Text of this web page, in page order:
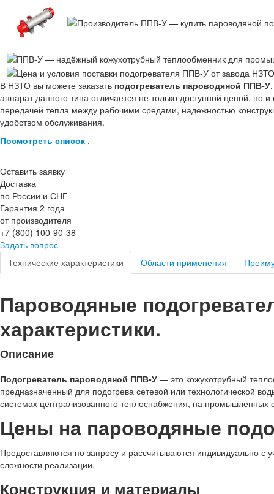
В НЗТО вы можете заказать подогреватель пароводяной ППВ-У
аппарат данного типа отличается не только доступной ценой,
передачей тепла между рабочими средами, надежностью
удобством обслуживания.
Посмотреть список .
Оставить заявку
Доставка
по России и СНГ
Гарантия 2 года
от производителя
+7 (800) 100-90-38
Задать вопрос
Технические характеристики
Области применения
Пароводяные
характеристики.
Описание
Подогреватель пароводяной ППВ-У — это кожухотрубный
предназначенный для подогрева сетевой или технологической
системах централизованного теплоснабжения, на промышленных
Цены на пароводяные
Предоставляются по запросу и рассчитываются индивидуально с
сложности реализации.
Конструкция и материалы